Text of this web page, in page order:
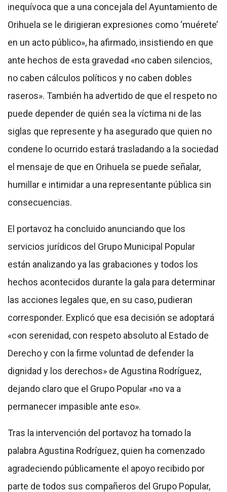
inequívoca que a una concejala del Ayuntamiento de
Orihuela se le dirigieran expresiones como ‘muérete’
en un acto público», ha afirmado, insistiendo en que
ante hechos de esta gravedad «no caben silencios,
no caben cálculos políticos y no caben dobles
raseros». También ha advertido de que el respeto no
puede depender de quién sea la víctima ni de las
siglas que represente y ha asegurado que quien no
condene lo ocurrido estará trasladando a la sociedad
el mensaje de que en Orihuela se puede señalar,
humillar e intimidar a una representante pública sin
consecuencias.
El portavoz ha concluido anunciando que los
servicios jurídicos del Grupo Municipal Popular
están analizando ya las grabaciones y todos los
hechos acontecidos durante la gala para determinar
las acciones legales que, en su caso, pudieran
corresponder. Explicó que esa decisión se adoptará
«con serenidad, con respeto absoluto al Estado de
Derecho y con la firme voluntad de defender la
dignidad y los derechos» de Agustina Rodríguez,
dejando claro que el Grupo Popular «no va a
permanecer impasible ante eso».
Tras la intervención del portavoz ha tomado la
palabra Agustina Rodríguez, quien ha comenzado
agradeciendo públicamente el apoyo recibido por
parte de todos sus compañeros del Grupo Popular,